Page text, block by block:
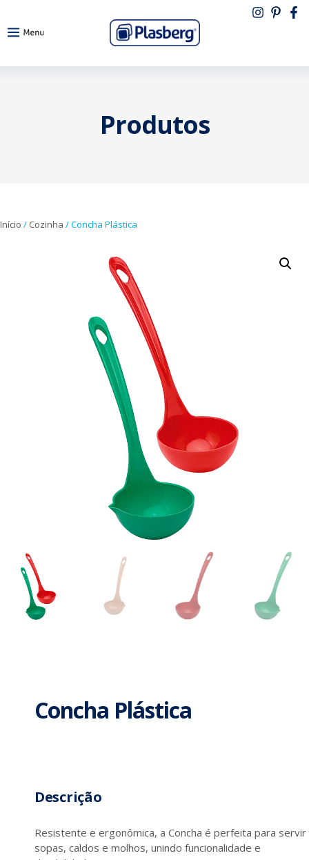
Produtos
Início / Cozinha / Concha Plástica
Concha Plástica
Descrição
Resistente e ergonômica, a Concha é perfeita para servir
sopas, caldos e molhos, unindo funcionalidade e